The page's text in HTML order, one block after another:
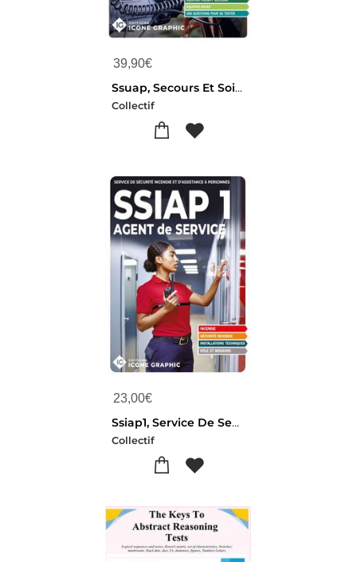
39,90€
Ssuap, Secours Et Soins D'urgence Aux Personnes : Intervenant(e) Des Operations De Secours (6e Edition)
Collectif
23,00€
Ssiap1, Service De Securite Incendie Et D'assistance A Personnes : Agent De Service (19e Edition)
Collectif